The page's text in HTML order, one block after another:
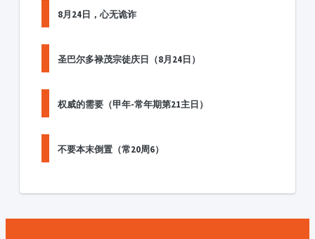
8月24日，心无诡诈
圣巴尔多禄茂宗徒庆日（8月24日）
权威的需要（甲年-常年期第21主日）
不要本末倒置（常20周6）